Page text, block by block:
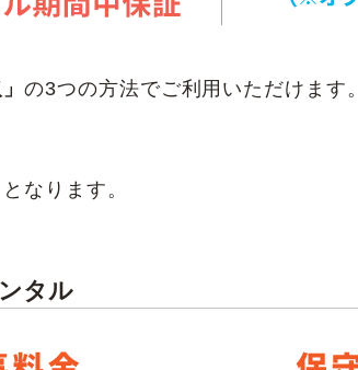
」の3つの方法でご利用いただけます。
なります。
タル